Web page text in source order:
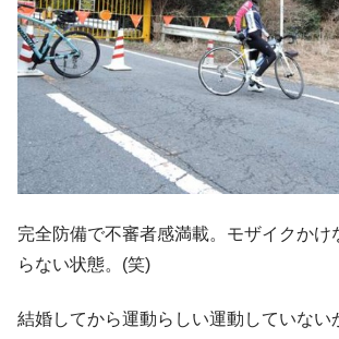
完全防備で不審者感満載。モザイクかけ
らない状態。(笑)
結婚してから運動らしい運動していない